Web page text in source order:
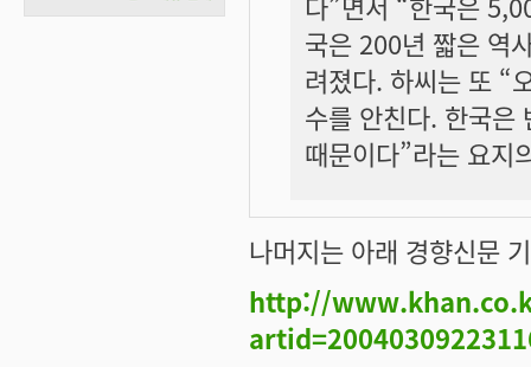
국은 200년 짧은 역
려졌다. 하씨는 또 “
수를 안친다. 한국은
때문이다”라는 요지
나머지는 아래 경향신문
http://